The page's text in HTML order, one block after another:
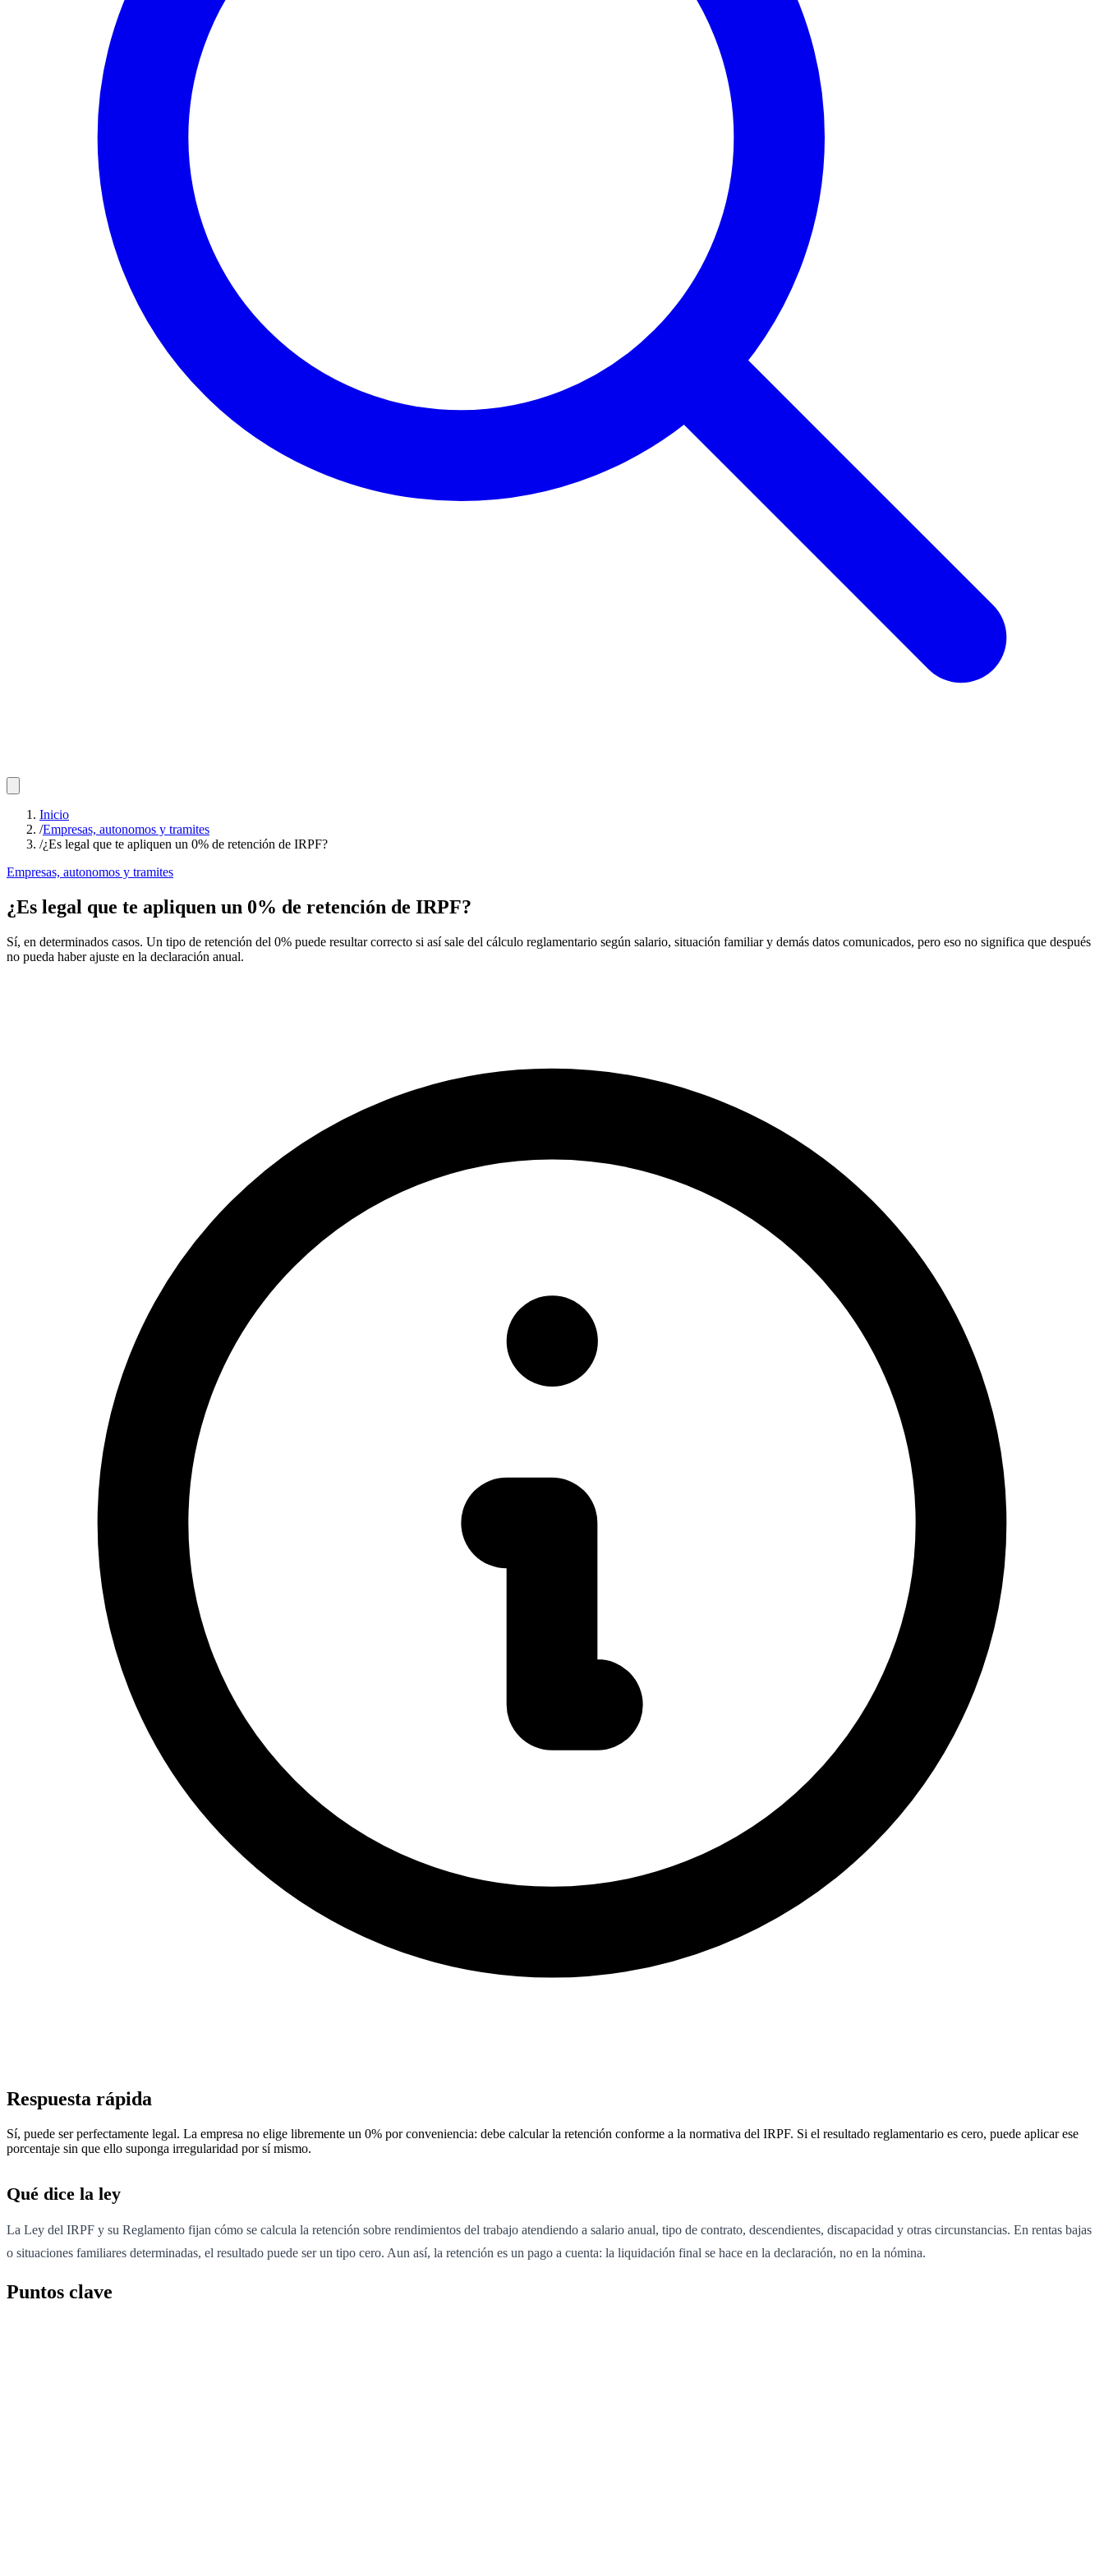
Inicio
/Empresas, autonomos y tramites
/¿Es legal que te apliquen un 0% de retención de IRPF?
Empresas, autonomos y tramites
¿Es legal que te apliquen un 0% de retención de IRPF?
Sí, en determinados casos. Un tipo de retención del 0% puede resultar correcto si así sale del cálculo reglamentario según salario, situación familiar y demás datos comunicados, pero eso no significa que después
no pueda haber ajuste en la declaración anual.
Respuesta rápida
Sí, puede ser perfectamente legal. La empresa no elige libremente un 0% por conveniencia: debe calcular la retención conforme a la normativa del IRPF. Si el resultado reglamentario es cero, puede aplicar ese
porcentaje sin que ello suponga irregularidad por sí mismo.
Qué dice la ley
La Ley del IRPF y su Reglamento fijan cómo se calcula la retención sobre rendimientos del trabajo atendiendo a salario anual, tipo de contrato, descendientes, discapacidad y otras circunstancias. En rentas bajas
o situaciones familiares determinadas, el resultado puede ser un tipo cero. Aun así, la retención es un pago a cuenta: la liquidación final se hace en la declaración, no en la nómina.
Puntos clave